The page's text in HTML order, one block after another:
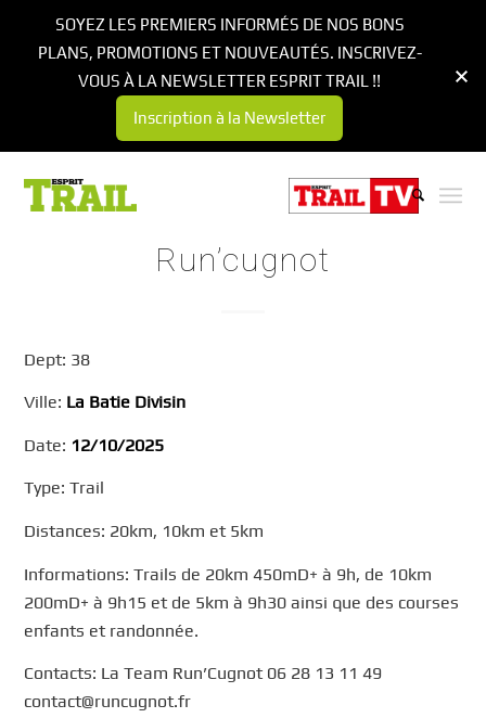
Run’cugnot
Dept: 38
Ville: La Batie Divisin
Date: 12/10/2025
Type: Trail
Distances: 20km, 10km et 5km
Informations: Trails de 20km 450mD+ à 9h, de 10km
200mD+ à 9h15 et de 5km à 9h30 ainsi que des courses
enfants et randonnée.
Contacts: La Team Run’Cugnot 06 28 13 11 49
contact@runcugnot.fr
SOYEZ LES PREMIERS INFORMÉS DE NOS BONS
PLANS, PROMOTIONS ET NOUVEAUTÉS. INSCRIVEZ-
VOUS À LA NEWSLETTER ESPRIT TRAIL !!
Inscription à la Newsletter